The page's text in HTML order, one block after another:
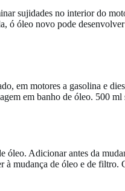
sujidades no interior do
ó óleo novo pode
em motores a gasolina e
em banho de óleo. 500
óleo. Adicionar antes da
mudança de óleo e de